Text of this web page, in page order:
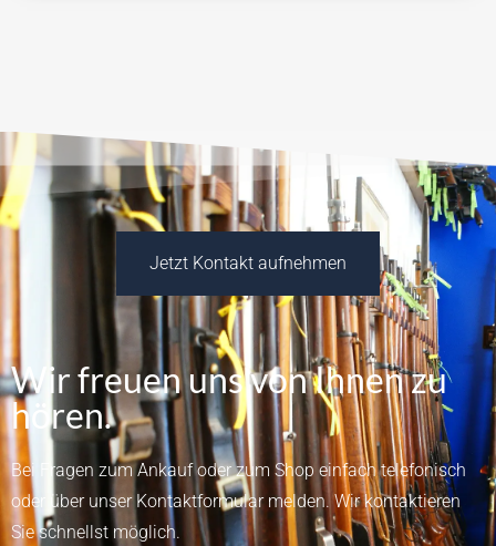
Jetzt Kontakt aufnehmen
Wir freuen uns von Ihnen zu
hören.
Bei Fragen zum Ankauf oder zum Shop einfach telefonisch
oder über unser Kontaktformularmelden.Wir kontaktieren
Sie schnellst möglich.